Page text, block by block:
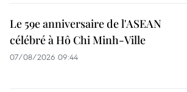
Le 59e anniversaire de l'ASEAN
célébré à Hô Chi Minh-Ville
07/08/2026 09:44